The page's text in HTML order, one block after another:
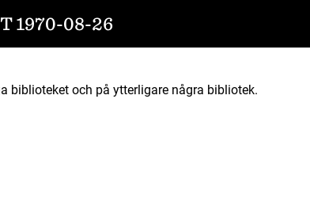
1970-08-26
biblioteket och på ytterligare några bibliotek.